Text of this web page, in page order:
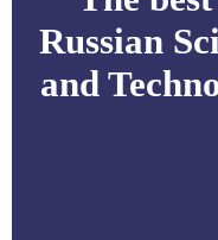
Russian
and